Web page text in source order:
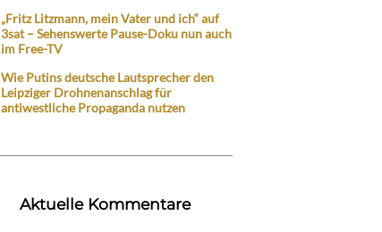
„Fritz Litzmann, mein Vater und ich“ auf
3sat – Sehenswerte Pause-Doku nun auch
im Free-TV
Wie Putins deutsche Lautsprecher den
Leipziger Drohnenanschlag für
antiwestliche Propaganda nutzen
Aktuelle Kommentare